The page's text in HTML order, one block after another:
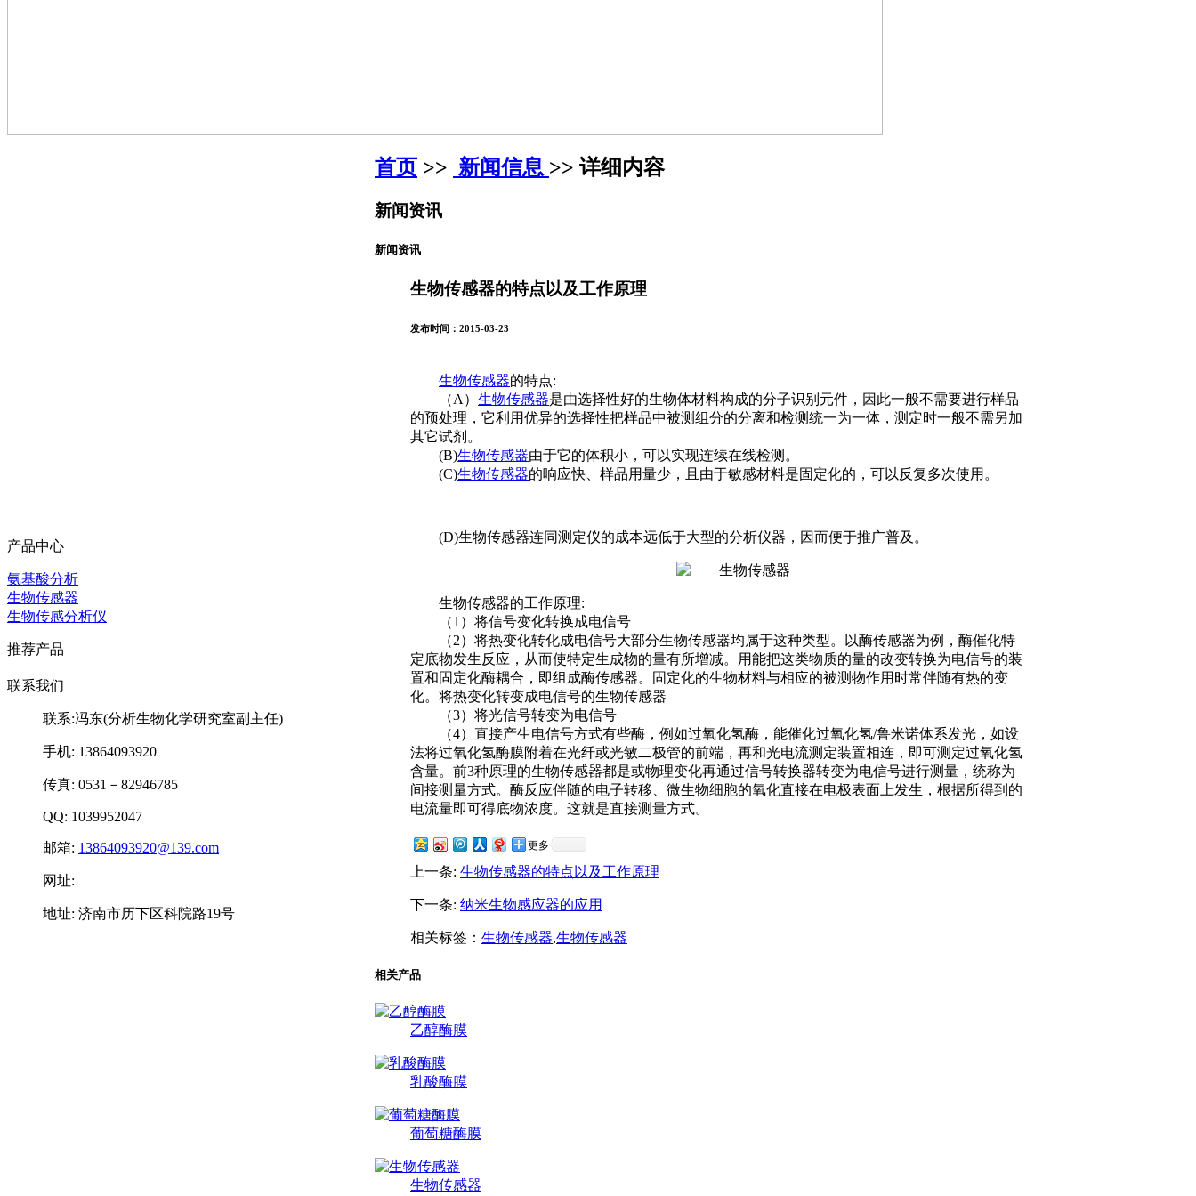
产品中心
氨基酸分析
生物传感器
生物传感分析仪
推荐产品
联系我们
联系:冯东(分析生物化学研究室副主任)
手机: 13864093920
传真: 0531－82946785
QQ: 1039952047
邮箱: 13864093920@139.com
网址:
地址: 济南市历下区科院路19号
首页 >> 新闻信息 >> 详细内容
新闻资讯
新闻资讯
生物传感器的特点以及工作原理
发布时间：2015-03-23
生物传感器的特点:
（A） 生物传感器是由选择性好的生物体材料构成的分子识别元件，因此一般不需要进行样品
的预处理，它利用优异的选择性把样品中被测组分的分离和检测统一为一体，测定时一般不需另加
其它试剂。
(B)生物传感器由于它的体积小，可以实现连续在线检测。
(C)生物传感器的响应快、样品用量少，且由于敏感材料是固定化的，可以反复多次使用。
(D)生物传感器连同测定仪的成本远低于大型的分析仪器，因而便于推广普及。
生物传感器的工作原理:
（1）将信号变化转换成电信号
（2）将热变化转化成电信号大部分生物传感器均属于这种类型。以酶传感器为例，酶催化特
定底物发生反应，从而使特定生成物的量有所增减。用能把这类物质的量的改变转换为电信号的装
置和固定化酶耦合，即组成酶传感器。固定化的生物材料与相应的被测物作用时常伴随有热的变
化。将热变化转变成电信号的生物传感器
（3）将光信号转变为电信号
（4）直接产生电信号方式有些酶，例如过氧化氢酶，能催化过氧化氢/鲁米诺体系发光，如设
法将过氧化氢酶膜附着在光纤或光敏二极管的前端，再和光电流测定装置相连，即可测定过氧化氢
含量。前3种原理的生物传感器都是或物理变化再通过信号转换器转变为电信号进行测量，统称为
间接测量方式。酶反应伴随的电子转移、微生物细胞的氧化直接在电极表面上发生，根据所得到的
电流量即可得底物浓度。这就是直接测量方式。
更多
上一条: 生物传感器的特点以及工作原理
下一条: 纳米生物感应器的应用
相关标签： 生物传感器,生物传感器
相关产品
乙醇酶膜
乳酸酶膜
葡萄糖酶膜
生物传感器